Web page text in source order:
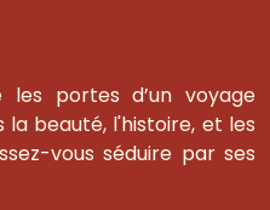
les portes d’un voyage
la beauté, l'histoire, et les
vous séduire par ses